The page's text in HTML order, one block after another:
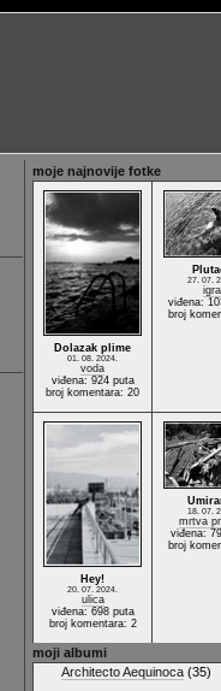
moje najnovije fotke
Dolazak plime
01. 08. 2024.
voda
viđena: 924 puta
broj komentara: 20
27. 07.
igra
viđena:
broj
Hey!
20. 07. 2024.
ulica
viđena: 698 puta
broj komentara: 2
18. 07.
mrtva
viđena:
broj
moji albumi
Architecto Aequinoca(35)